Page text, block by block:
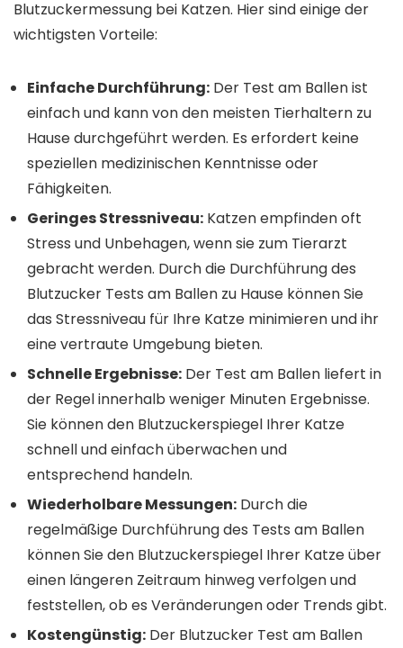
Blutzuckermessung bei Katzen. Hier sind einige der
wichtigsten Vorteile:
Einfache Durchführung: Der Test am Ballen ist
einfach und kann von den meisten Tierhaltern zu
Hause durchgeführt werden. Es erfordert keine
speziellen medizinischen Kenntnisse oder
Fähigkeiten.
Geringes Stressniveau: Katzen empfinden oft
Stress und Unbehagen, wenn sie zum Tierarzt
gebracht werden. Durch die Durchführung des
Blutzucker Tests am Ballen zu Hause können Sie
das Stressniveau für Ihre Katze minimieren und ihr
eine vertraute Umgebung bieten.
Schnelle Ergebnisse: Der Test am Ballen liefert in
der Regel innerhalb weniger Minuten Ergebnisse.
Sie können den Blutzuckerspiegel Ihrer Katze
schnell und einfach überwachen und
entsprechend handeln.
Wiederholbare Messungen: Durch die
regelmäßige Durchführung des Tests am Ballen
können Sie den Blutzuckerspiegel Ihrer Katze über
einen längeren Zeitraum hinweg verfolgen und
feststellen, ob es Veränderungen oder Trends gibt.
Kostengünstig: Der Blutzucker Test am Ballen